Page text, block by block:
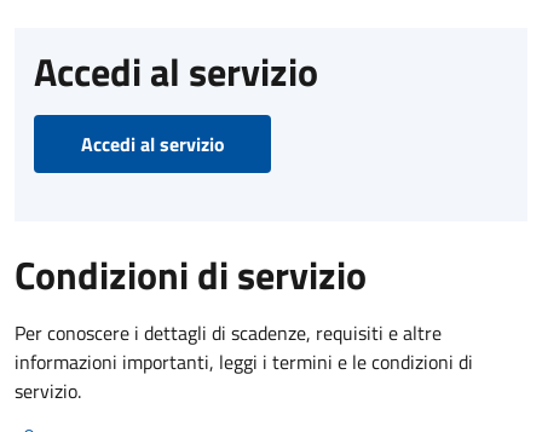
Accedi al servizio
Accedi al servizio
Condizioni di servizio
Per conoscere i dettagli di scadenze, requisiti e altre
informazioni importanti, leggi i termini e le condizioni di
servizio.